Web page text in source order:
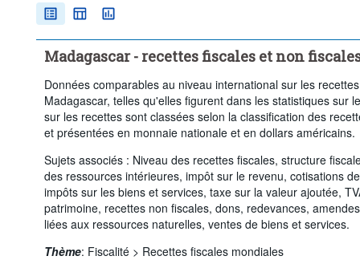
Madagascar - recettes fiscales et non
Données comparables au niveau international sur les
Madagascar, telles qu'elles figurent dans les statistiques sur
sur les recettes sont classées selon la classification des
et présentées en monnaie nationale et en dollars américains.
Sujets associés : Niveau des recettes fiscales, structure
des ressources intérieures, impôt sur le revenu, cotisations
impôts sur les biens et services, taxe sur la valeur ajoutée,
patrimoine, recettes non fiscales, dons, redevances,
liées aux ressources naturelles, ventes de biens et services.
Thème: Fiscalité > Recettes fiscales mondiales